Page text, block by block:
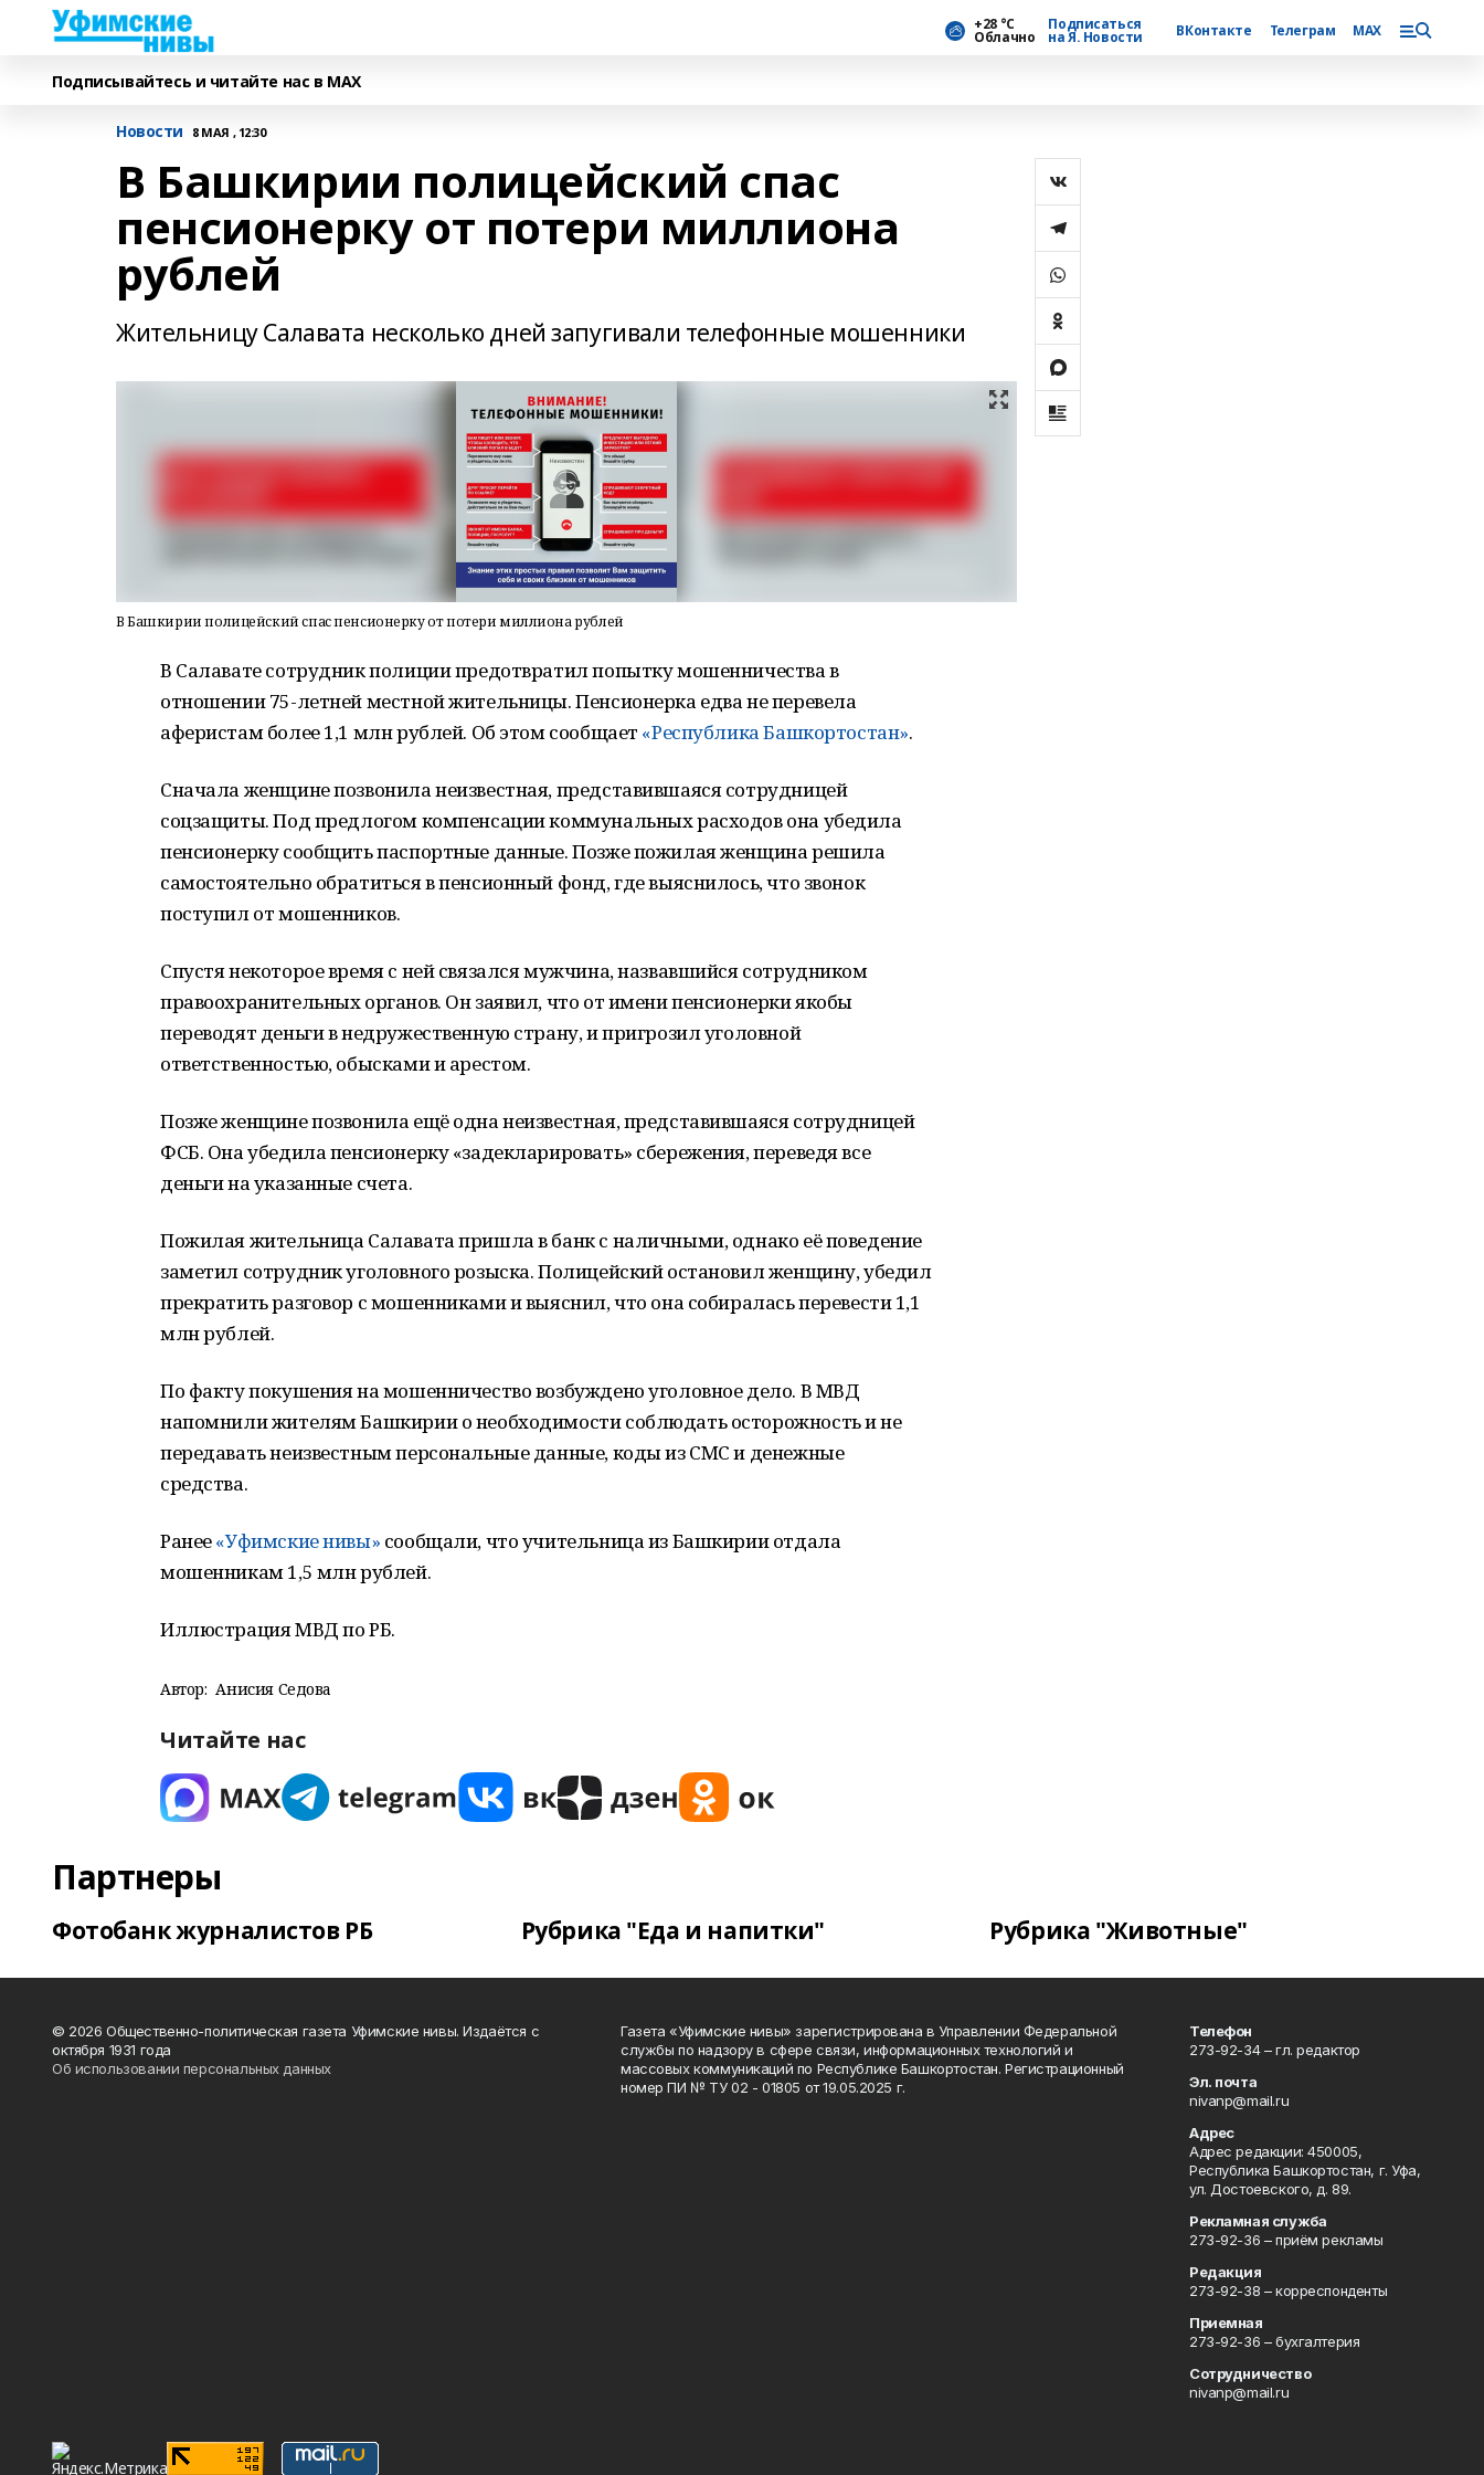
+28 °С
Облачно
Подписаться
на Я. Новости ВКонтакте Телеграм MAX
Подписывайтесь и читайте нас в MAX
Новости 8 МАЯ , 12:30
В Башкирии полицейский спас
пенсионерку от потери миллиона
рублей
Жительницу Салавата несколько дней запугивали телефонные мошенники
В Башкирии полицейский спас пенсионерку от потери миллиона рублей
В Салавате сотрудник полиции предотвратил попытку мошенничества в
отношении 75-летней местной жительницы. Пенсионерка едва не перевела
аферистам более 1,1 млн рублей. Об этом сообщает «Республика Башкортостан».
Сначала женщине позвонила неизвестная, представившаяся сотрудницей
соцзащиты. Под предлогом компенсации коммунальных расходов она убедила
пенсионерку сообщить паспортные данные. Позже пожилая женщина решила
самостоятельно обратиться в пенсионный фонд, где выяснилось, что звонок
поступил от мошенников.
Спустя некоторое время с ней связался мужчина, назвавшийся сотрудником
правоохранительных органов. Он заявил, что от имени пенсионерки якобы
переводят деньги в недружественную страну, и пригрозил уголовной
ответственностью, обысками и арестом.
Позже женщине позвонила ещё одна неизвестная, представившаяся сотрудницей
ФСБ. Она убедила пенсионерку «задекларировать» сбережения, переведя все
деньги на указанные счета.
Пожилая жительница Салавата пришла в банк с наличными, однако её поведение
заметил сотрудник уголовного розыска. Полицейский остановил женщину, убедил
прекратить разговор с мошенниками и выяснил, что она собиралась перевести 1,1
млн рублей.
По факту покушения на мошенничество возбуждено уголовное дело. В МВД
напомнили жителям Башкирии о необходимости соблюдать осторожность и не
передавать неизвестным персональные данные, коды из СМС и денежные
средства.
Ранее«Уфимские нивы» сообщали, что учительница из Башкирии отдала
мошенникам 1,5 млн рублей.
Иллюстрация МВД по РБ.
Автор: Анисия Седова
Читайте нас
Партнеры
Фотобанк журналистов РБ Рубрика "Еда и напитки" Рубрика "Животные"
© 2026 Общественно-политическая газета Уфимские нивы. Издаётся с
октября 1931 года
Об использовании персональных данных
Газета «Уфимские нивы» зарегистрирована в Управлении Федеральной
службы по надзору в сфере связи, информационных технологий и
массовых коммуникаций по Республике Башкортостан. Регистрационный
номер ПИ № ТУ 02 - 01805 от 19.05.2025 г.
Телефон
273-92-34 – гл. редактор
Эл. почта
nivanp@mail.ru
Адрес
Адрес редакции: 450005,
Республика Башкортостан, г. Уфа,
ул. Достоевского, д. 89.
Рекламная служба
273-92-36 – приём рекламы
Редакция
273-92-38 – корреспонденты
Приемная
273-92-36 – бухгалтерия
Сотрудничество
nivanp@mail.ru